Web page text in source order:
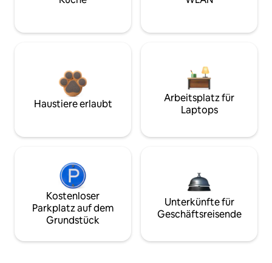
Haustiere erlaubt
Arbeitsplatz für
Laptops
Kostenloser
Parkplatz auf dem
Grundstück
Unterkünfte für
Geschäftsreisende